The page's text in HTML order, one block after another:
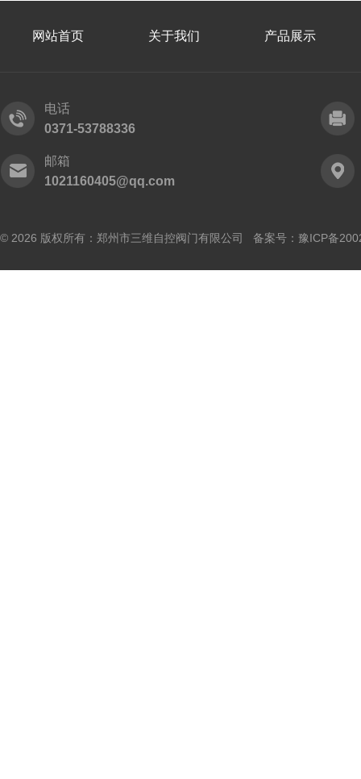
网站首页 关于我们 产品展示
电话
0371-53788336
邮箱
1021160405@qq.com
© 2026 版权所有：郑州市三维自控阀门有限公司 备案号： 豫ICP备